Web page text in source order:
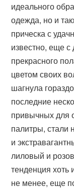
идеального
одежда, но и
прическа с
известно, еще
прекрасного
цветом своих
шагнула
последние
привычных для
палитры, стали
и
лиловый и
тенденция хоть
не менее, еще